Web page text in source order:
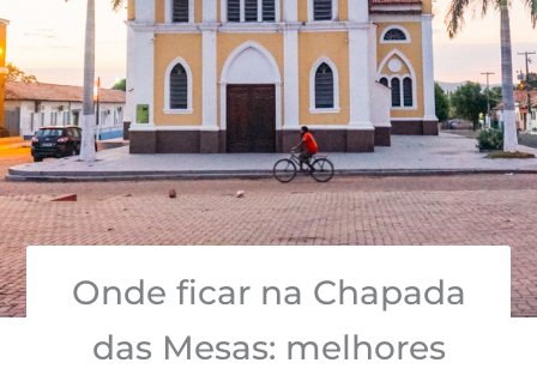
Onde ficar na Chapada
das Mesas: melhores